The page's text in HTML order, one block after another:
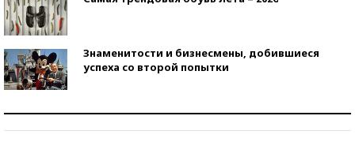
Знаменитости и бизнесмены, добившиеся
успеха со второй попытки